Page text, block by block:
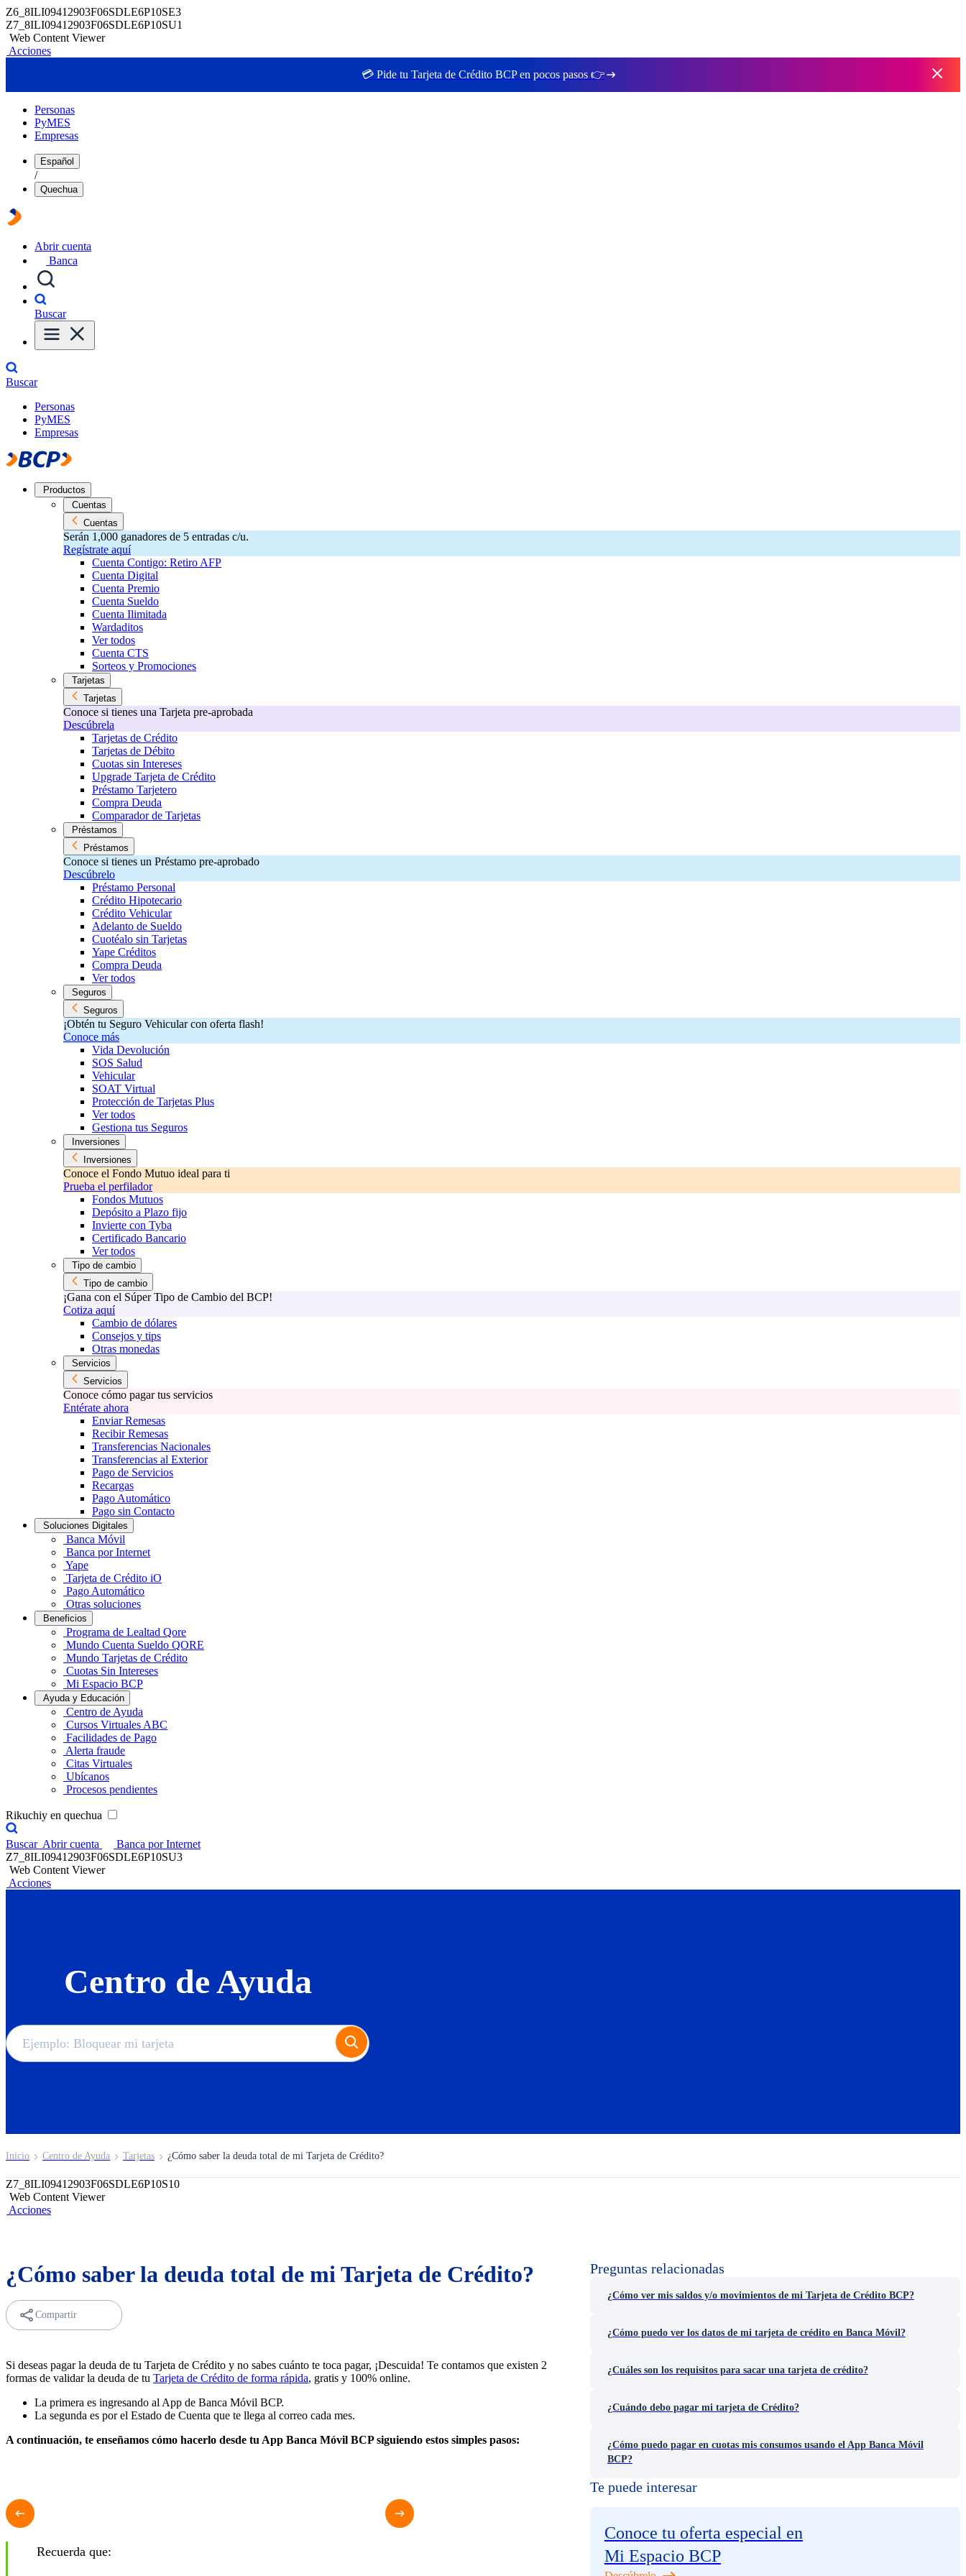
Z6_8ILI09412903F06SDLE6P10SE3
Z7_8ILI09412903F06SDLE6P10SU1
Web Content Viewer
Acciones
💳 Pide tu Tarjeta de Crédito BCP en pocos pasos 👉
Personas
PyMES
Empresas
Español
/
Quechua
Abrir cuenta
Banca
Buscar
Buscar
Personas
PyMES
Empresas
Productos
Cuentas
Cuentas
Serán 1,000 ganadores de 5 entradas c/u.
Regístrate aquí
Cuenta Contigo: Retiro AFP
Cuenta Digital
Cuenta Premio
Cuenta Sueldo
Cuenta Ilimitada
Wardaditos
Ver todos
Cuenta CTS
Sorteos y Promociones
Tarjetas
Tarjetas
Conoce si tienes una Tarjeta pre-aprobada
Descúbrela
Tarjetas de Crédito
Tarjetas de Débito
Cuotas sin Intereses
Upgrade Tarjeta de Crédito
Préstamo Tarjetero
Compra Deuda
Comparador de Tarjetas
Préstamos
Préstamos
Conoce si tienes un Préstamo pre-aprobado
Descúbrelo
Préstamo Personal
Crédito Hipotecario
Crédito Vehicular
Adelanto de Sueldo
Cuotéalo sin Tarjetas
Yape Créditos
Compra Deuda
Ver todos
Seguros
Seguros
¡Obtén tu Seguro Vehicular con oferta flash!
Conoce más
Vida Devolución
SOS Salud
Vehicular
SOAT Virtual
Protección de Tarjetas Plus
Ver todos
Gestiona tus Seguros
Inversiones
Inversiones
Conoce el Fondo Mutuo ideal para ti
Prueba el perfilador
Fondos Mutuos
Depósito a Plazo fijo
Invierte con Tyba
Certificado Bancario
Ver todos
Tipo de cambio
Tipo de cambio
¡Gana con el Súper Tipo de Cambio del BCP!
Cotiza aquí
Cambio de dólares
Consejos y tips
Otras monedas
Servicios
Servicios
Conoce cómo pagar tus servicios
Entérate ahora
Enviar Remesas
Recibir Remesas
Transferencias Nacionales
Transferencias al Exterior
Pago de Servicios
Recargas
Pago Automático
Pago sin Contacto
Soluciones Digitales
Banca Móvil
Banca por Internet
Yape
Tarjeta de Crédito iO
Pago Automático
Otras soluciones
Beneficios
Programa de Lealtad Qore
Mundo Cuenta Sueldo QORE
Mundo Tarjetas de Crédito
Cuotas Sin Intereses
Mi Espacio BCP
Ayuda y Educación
Centro de Ayuda
Cursos Virtuales ABC
Facilidades de Pago
Alerta fraude
Citas Virtuales
Ubícanos
Procesos pendientes
Rikuchiy en quechua
Buscar Abrir cuenta
Banca por Internet
Z7_8ILI09412903F06SDLE6P10SU3
Web Content Viewer
Acciones
Centro de Ayuda
Inicio Centro de Ayuda Tarjetas ¿Cómo saber la deuda total de mi Tarjeta de Crédito?
Z7_8ILI09412903F06SDLE6P10S10
Web Content Viewer
Acciones
¿Cómo saber la deuda total de mi Tarjeta de Crédito?
Compartir
Si deseas pagar la deuda de tu Tarjeta de Crédito y no sabes cuánto te toca pagar, ¡Descuida! Te contamos que existen 2
formas de validar la deuda de tu Tarjeta de Crédito de forma rápida, gratis y 100% online.
La primera es ingresando al App de Banca Móvil BCP.
La segunda es por el Estado de Cuenta que te llega al correo cada mes.
A continuación, te enseñamos cómo hacerlo desde tu App Banca Móvil BCP siguiendo estos simples pasos:
Recuerda que:
Preguntas relacionadas
¿Cómo ver mis saldos y/o movimientos de mi Tarjeta de Crédito BCP?
¿Cómo puedo ver los datos de mi tarjeta de crédito en Banca Móvil?
¿Cuáles son los requisitos para sacar una tarjeta de crédito?
¿Cuándo debo pagar mi tarjeta de Crédito?
¿Cómo puedo pagar en cuotas mis consumos usando el App Banca Móvil
BCP?
Te puede interesar
Conoce tu oferta especial en
Mi Espacio BCP